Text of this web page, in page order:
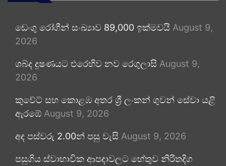
ඩෙංගු රෝගීන් සංඛ්‍යාව 89,000 ඉක්මවයි August 9,
2026
ශබ්ද දූෂණයට එරෙහිව නව රෙගුලාසි August 9,
2026
කුවේට් සහ කොළඹ අතර ශ්‍රී ලංකන් ගුවන් සේවා යළි
ඇරඹේ August 9, 2026
අද පස්වරු 2.00න් පසු වැසි August 9, 2026
පසුගිය ස්වාභාවික ආපදාවලට හේතුව නිරිතදිග